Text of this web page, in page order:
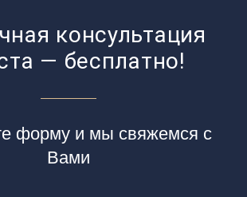
консультация
— бесплатно!
форму и мы свяжемся с
Вами